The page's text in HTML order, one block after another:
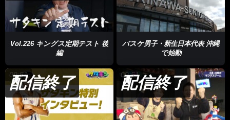
Vol.226 キングス定期テスト 後
編
バスケ男子・新生日本代表 沖縄
で始動
09:51
配信終了 09:51
配信終了